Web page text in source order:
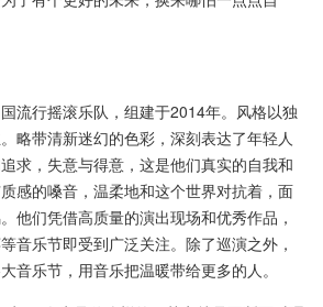
行摇滚乐队，组建于2014年。风格以独
略带清新迷幻的色彩，深刻表达了年轻人
求，失意与得意，这是他们真实的自我和
感的嗓音，温柔地和这个世界对抗着，面
他们凭借高质量的演出现场和优秀作品，
音乐节即受到广泛关注。除了巡演之外，
音乐节，用音乐把温暖带给更多的人。